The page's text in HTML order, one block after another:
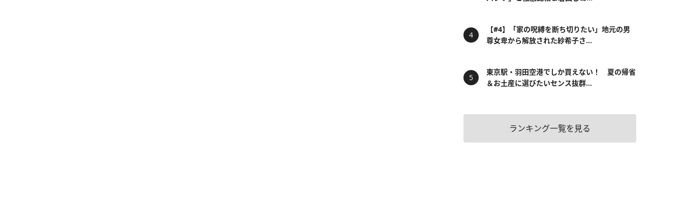
【#4】「家の呪縛を断ち切りたい」地元の男
尊女卑から解放された紗希子さ...
東京駅・羽田空港でしか買えない！ 夏の帰省
＆お土産に選びたいセンス抜群...
ランキング一覧を見る